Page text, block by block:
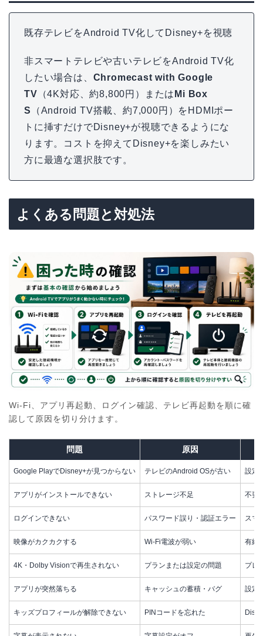
既存テレビをAndroid TV化してDisney+を視聴
非スマートテレビや古いテレビをAndroid TV化
したい場合は、 Chromecast with Google
TV （4K対応、約8,800円）または Mi Box
S
（Android TV搭載、約7,000円）をHDMIポー
トに挿すだけでDisney+が視聴できるようにな
ります。コストを抑えてDisney+を楽しみたい
方に最適な選択肢です。
よくある問題と対処法
Wi-Fi、アプリ再起動、ログイン確認、テレビ再起動を順に確
認して原因を切り分けます。
問題 原因
Google PlayでDisney+が見つからない テレビのAndroid OSが古い 設定
アプリがインストールできない ストレージ不足 不要
ログインできない パスワード誤り・認証エラー スマ
映像がカクカクする Wi-Fi電波が弱い 有線
4K・Dolby Visionで再生されない プランまたは設定の問題 プレ
アプリが突然落ちる キャッシュの蓄積・バグ 設定
キッズプロフィールが解除できない PINコードを忘れた